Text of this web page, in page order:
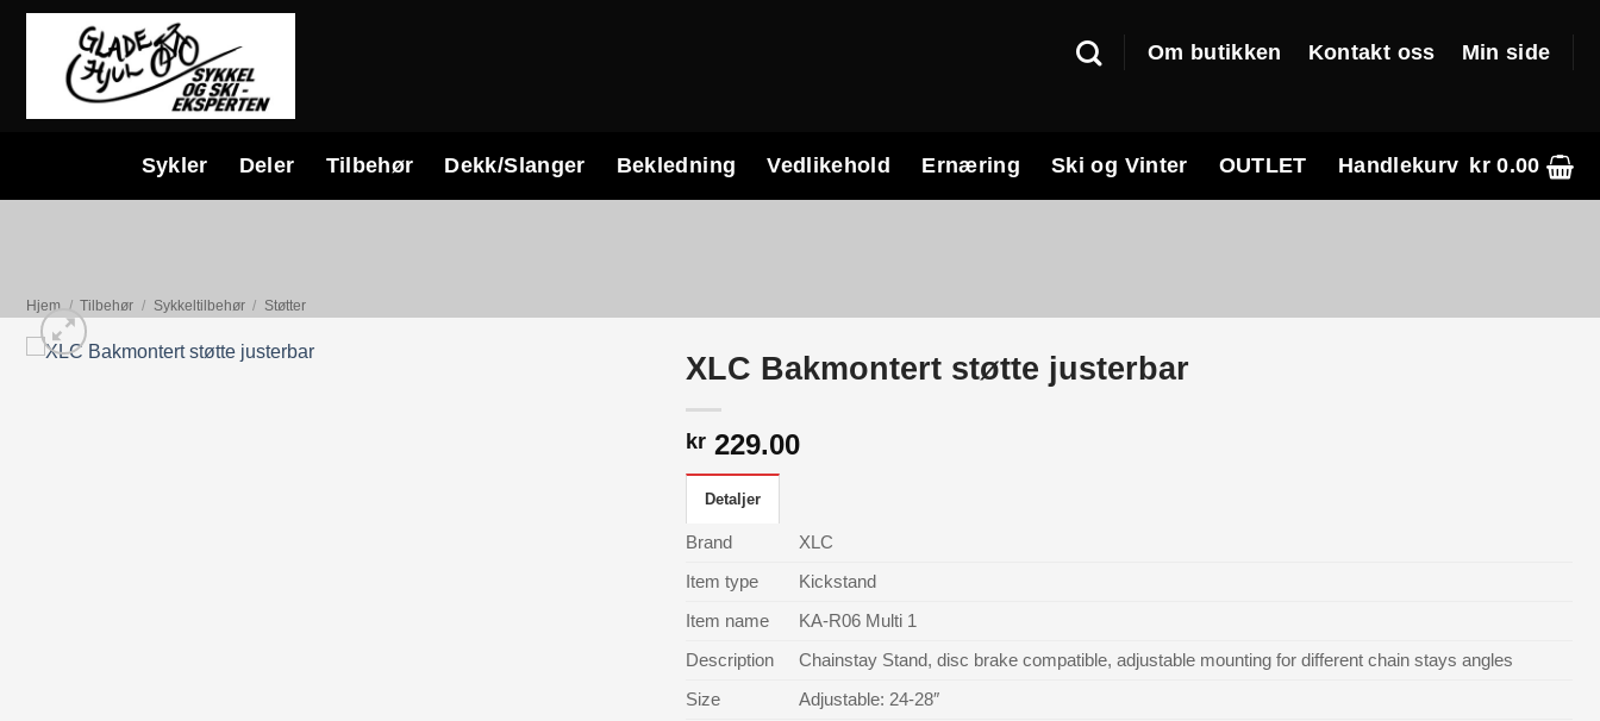
Skip
Om butikken Kontakt oss Min side
Sykler Deler Tilbehør Dekk/Slanger Bekledning Vedlikehold Ernæring Ski og Vinter OUTLET Handlekurv kr0.00
Hjem / Tilbehør / Sykkeltilbehør / Støtter
XLC Bakmontert støtte justerbar
kr 229.00
Detaljer
Brand XLC
Item type Kickstand
Item name KA-R06 Multi 1
Description Chainstay Stand, disc brake compatible, adjustable mounting for different chain stays angles
Size Adjustable: 24-28″